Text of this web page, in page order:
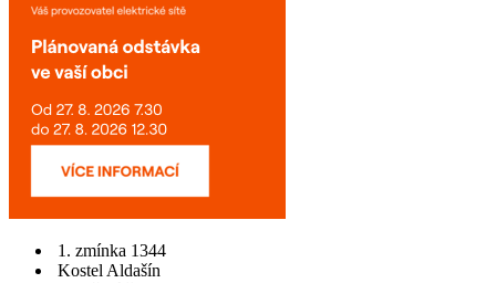
1. zmínka 1344
Kostel Aldašín